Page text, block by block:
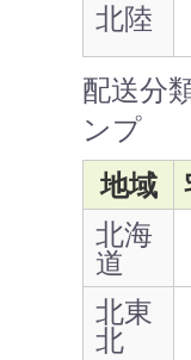
北陸
配送分
ンプ
地域
北海
道
北東
北